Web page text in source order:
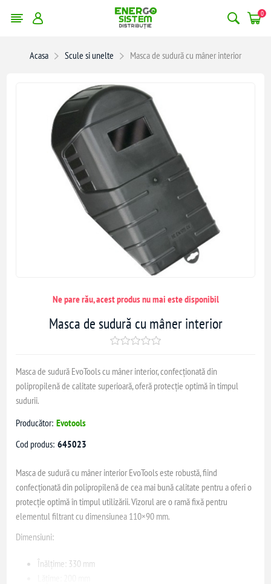
0
Acasa Scule si unelte Masca de sudură cu mâner interior
Ne pare rău, acest produs nu mai este disponibil
Masca de sudură cu mâner interior
Masca de sudură EvoTools cu mâner interior, confecționată din
polipropilenă de calitate superioară, oferă protecție optimă în timpul
sudurii.
Producător: Evotools
Cod produs: 645023
Masca de sudură cu mâner interior EvoTools este robustă, fiind
confecționată din polipropilenă de cea mai bună calitate pentru a oferi o
protecție optimă în timpul utilizării. Vizorul are o ramă fixă pentru
elementul filtrant cu dimensiunea 110×90 mm.
Dimensiuni:
Înălțime: 330 mm